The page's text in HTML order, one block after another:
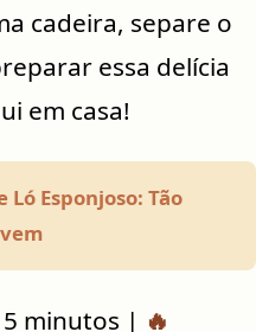
cadeira, separe o
essa delícia
em casa!
Ló Esponjoso: Tão
minutos | 🔥